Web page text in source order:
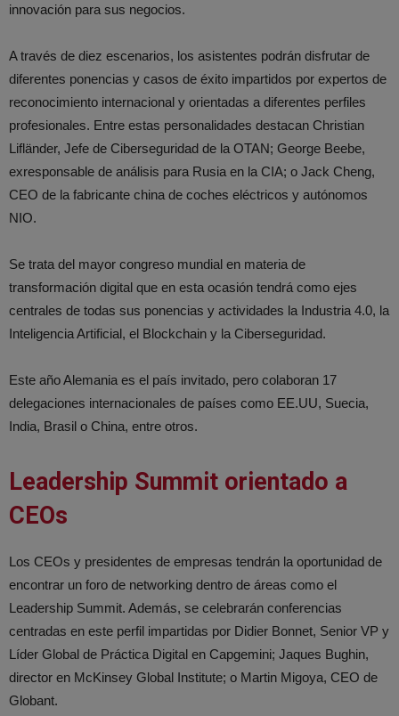
innovación para sus negocios.
A través de diez escenarios, los asistentes podrán disfrutar de
diferentes ponencias y casos de éxito impartidos por expertos de
reconocimiento internacional y orientadas a diferentes perfiles
profesionales. Entre estas personalidades destacan Christian
Lifländer, Jefe de Ciberseguridad de la OTAN; George Beebe,
exresponsable de análisis para Rusia en la CIA; o Jack Cheng,
CEO de la fabricante china de coches eléctricos y autónomos
NIO.
Se trata del mayor congreso mundial en materia de
transformación digital que en esta ocasión tendrá como ejes
centrales de todas sus ponencias y actividades la Industria 4.0, la
Inteligencia Artificial, el Blockchain y la Ciberseguridad.
Este año Alemania es el país invitado, pero colaboran 17
delegaciones internacionales de países como EE.UU, Suecia,
India, Brasil o China, entre otros.
Leadership Summit orientado a
CEOs
Los CEOs y presidentes de empresas tendrán la oportunidad de
encontrar un foro de networking dentro de áreas como el
Leadership Summit. Además, se celebrarán conferencias
centradas en este perfil impartidas por Didier Bonnet, Senior VP y
Líder Global de Práctica Digital en Capgemini; Jaques Bughin,
director en McKinsey Global Institute; o Martin Migoya, CEO de
Globant.